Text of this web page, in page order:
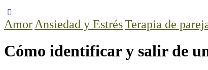
Amor Ansiedad y EstrésTerapia de
Cómo identificar y salir de